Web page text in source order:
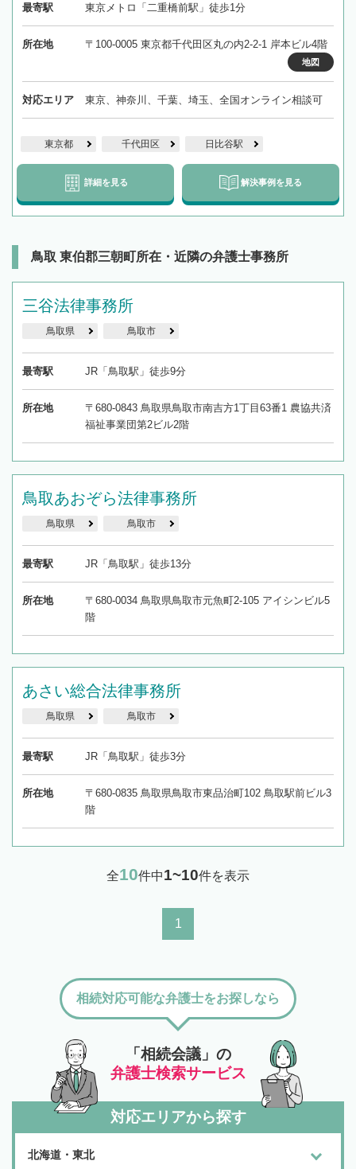
最寄駅 東京メトロ「二重橋前駅」徒歩1分
所在地 〒100-0005 東京都千代田区丸の内2-2-1 岸本ビル4階
地図
対応エリア 東京、神奈川、千葉、埼玉、全国オンライン相談可
東京都 千代田区 日比谷駅
詳細を見る 解決事例を見る
鳥取 東伯郡三朝町所在・近隣の弁護士事務所
三谷法律事務所
鳥取県 鳥取市
最寄駅 JR「鳥取駅」徒歩9分
所在地
〒680-0843 鳥取県鳥取市南吉方1丁目63番1 農協共済
福祉事業団第2ビル2階
鳥取あおぞら法律事務所
鳥取県 鳥取市
最寄駅 JR「鳥取駅」徒歩13分
所在地
〒680-0034 鳥取県鳥取市元魚町2-105 アイシンビル5
階
あさい総合法律事務所
鳥取県 鳥取市
最寄駅 JR「鳥取駅」徒歩3分
所在地
〒680-0835 鳥取県鳥取市東品治町102 鳥取駅前ビル3
階
全10件中1~10件を表示
1
「相続会議」の
弁護士検索サービス
相続対応可能な弁護士をお探しなら
対応エリアから探す
北海道・東北